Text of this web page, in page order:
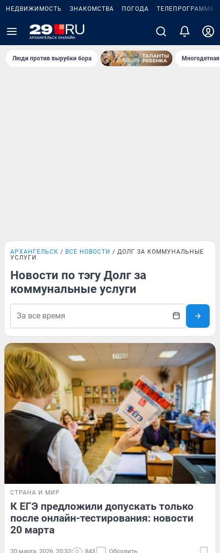
НЕДВИЖИМОСТЬ ЗНАКОМСТВА ПОГОДА ТЕЛЕПРОГРАММА
Люди против вырубки бора
АРХАНГЕЛЬСК ВСЕ НОВОСТИ
ДОЛГ ЗА КОММУНАЛЬНЫЕ
УСЛУГИ
Новости по тэгу Долг за
коммунальные услуги
СТРАНА И МИР
К ЕГЭ предложили допускать только
после онлайн-тестирования: новости
20 марта
20 марта, 2026, 20:32 843 Обсудить